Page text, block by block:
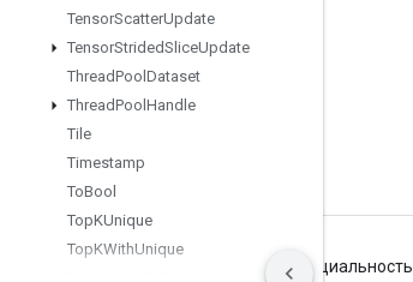
TensorScatterUpdate
TensorStridedSliceUpdate
ThreadPool Dataset
ThreadPool Handle
Tile
Timestamp
ToBool
TopKUnique
TopKWithUnique
Форум
Twitter
YouTube
Конфиденциальность